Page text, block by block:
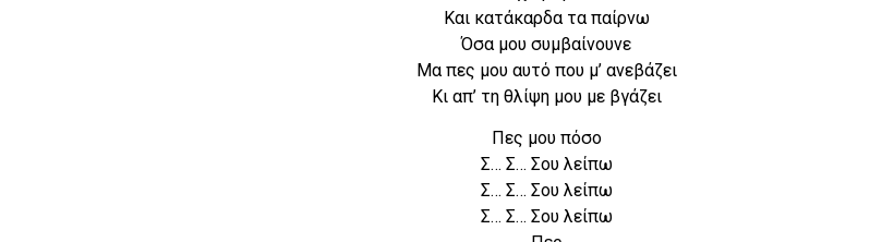
Και κατάκαρδα τα παίρνω
Όσα μου συμβαίνουνε
Μα πες μου αυτό που μ’ ανεβάζει
Κι απ’ τη θλίψη μου με βγάζει
Πες μου πόσο
Σ… Σ… Σου λείπω
Σ… Σ… Σου λείπω
Σ… Σ… Σου λείπω